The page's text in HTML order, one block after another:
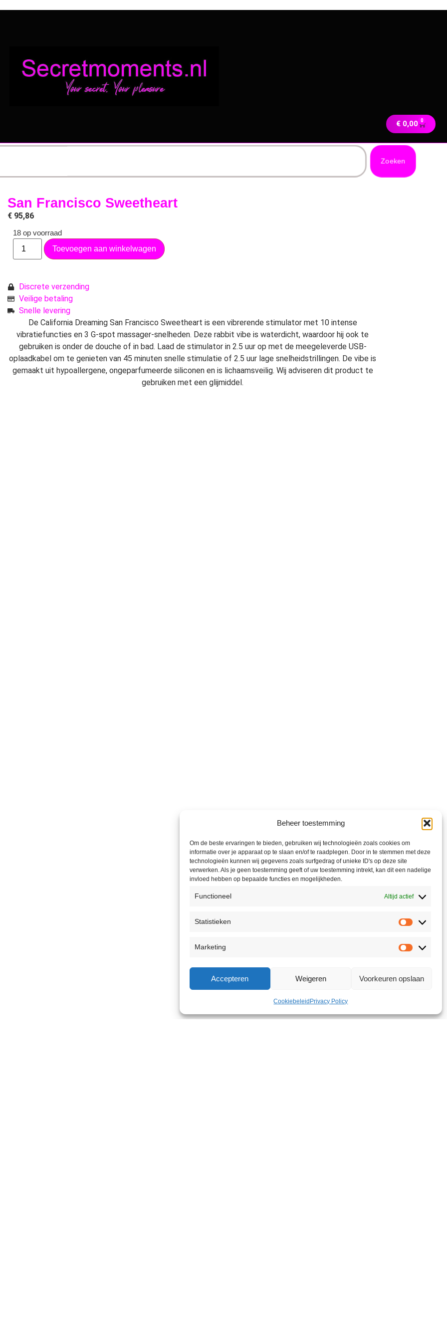
Beheer toestemming
Om de beste ervaringen te bieden, gebruiken wij technologieën zoals cookies om
informatie over je apparaat op te slaan en/of te raadplegen. Door in te stemmen met deze
technologieën kunnen wij gegevens zoals surfgedrag of unieke ID's op deze site
verwerken. Als je geen toestemming geeft of uw toestemming intrekt, kan dit een nadelige
invloed hebben op bepaalde functies en mogelijkheden.
Functioneel Altijd actief
Statistieken
Marketing
Accepteren Weigeren Voorkeuren opslaan
Cookiebeleid Privacy Policy
€0,00 0
Zoeken
San Francisco Sweetheart
€ 95,86
18 op voorraad
Toevoegen aan winkelwagen
Discrete verzending
Veilige betaling
Snelle levering
De California Dreaming San Francisco Sweetheart is een vibrerende stimulator met 10 intense
vibratiefuncties en 3 G-spot massager-snelheden. Deze rabbit vibe is waterdicht, waardoor hij ook te
gebruiken is onder de douche of in bad. Laad de stimulator in 2.5 uur op met de meegeleverde USB-
oplaadkabel om te genieten van 45 minuten snelle stimulatie of 2.5 uur lage snelheidstrillingen. De vibe is
gemaakt uit hypoallergene, ongeparfumeerde siliconen en is lichaamsveilig. Wij adviseren dit product te
gebruiken met een glijmiddel.